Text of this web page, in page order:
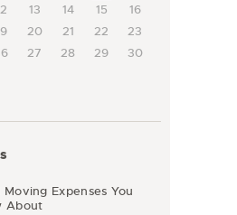
13 14 15
16
20 21 22
23
27 28 29
30
Expenses You
About